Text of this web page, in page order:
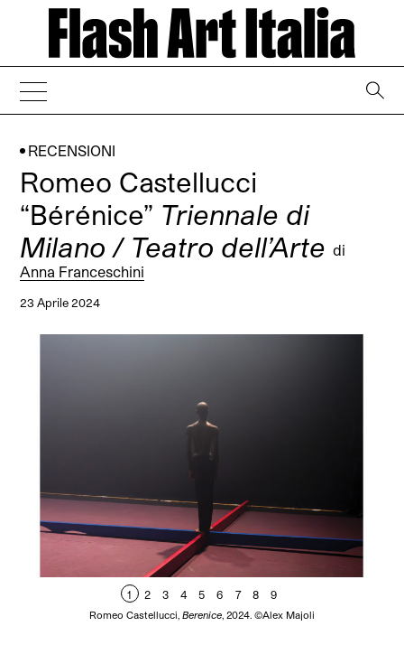
RECENSIONI
Romeo Castellucci
“Bérénice” Triennale di
Milano / Teatro dell’Arte di
Anna Franceschini
23 Aprile 2024
1 2 3 4 5 6 7 8 9
Romeo Castellucci, Berenice, 2024. ©Alex Majoli